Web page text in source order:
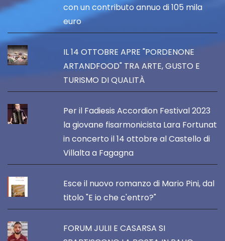
con un contributo annuo di 105 mila
euro
IL 14 OTTOBRE APRE "PORDENONE
ARTANDFOOD" TRA ARTE, GUSTO E
TURISMO DI QUALITÀ
Per il Fadiesis Accordion Festival 2023
la giovane fisarmonicista Lara Fortunat
in concerto il 14 ottobre al Castello di
Villalta a Fagagna
Esce il nuovo romanzo di Mario Pini, dal
titolo "E io che c'entro?"
FORUM JULII E CASARSA SI